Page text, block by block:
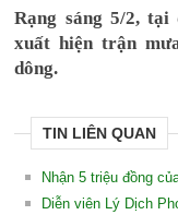
Rạng sáng 5/2, tại
xuất hiện trận
dông.
TIN LIÊN QUAN
Nhận 5 triệu đồng
Diễn viên Lý Dịch